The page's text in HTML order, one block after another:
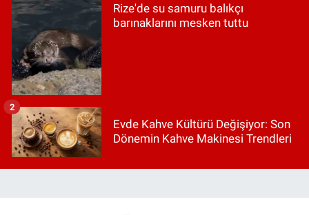
Rize'de su samuru balıkçı
barınaklarını mesken tuttu
Evde Kahve Kültürü Değişiyor: Son
Dönemin Kahve Makinesi Trendleri
2